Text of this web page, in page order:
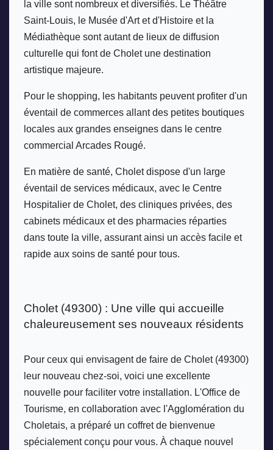
la ville sont nombreux et diversifiés. Le Théâtre
Saint-Louis, le Musée d'Art et d'Histoire et la
Médiathèque sont autant de lieux de diffusion
culturelle qui font de Cholet une destination
artistique majeure.
Pour le shopping, les habitants peuvent profiter d'un
éventail de commerces allant des petites boutiques
locales aux grandes enseignes dans le centre
commercial Arcades Rougé.
En matière de santé, Cholet dispose d'un large
éventail de services médicaux, avec le Centre
Hospitalier de Cholet, des cliniques privées, des
cabinets médicaux et des pharmacies réparties
dans toute la ville, assurant ainsi un accès facile et
rapide aux soins de santé pour tous.
Cholet (49300) : Une ville qui accueille
chaleureusement ses nouveaux résidents
Pour ceux qui envisagent de faire de Cholet (49300)
leur nouveau chez-soi, voici une excellente
nouvelle pour faciliter votre installation. L'Office de
Tourisme, en collaboration avec l'Agglomération du
Choletais, a préparé un coffret de bienvenue
spécialement conçu pour vous. À chaque nouvel